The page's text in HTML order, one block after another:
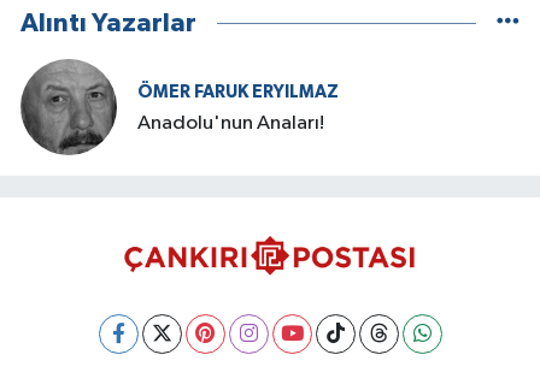
Alıntı Yazarlar
ÖMER FARUK ERYILMAZ
Anadolu'nun Anaları!